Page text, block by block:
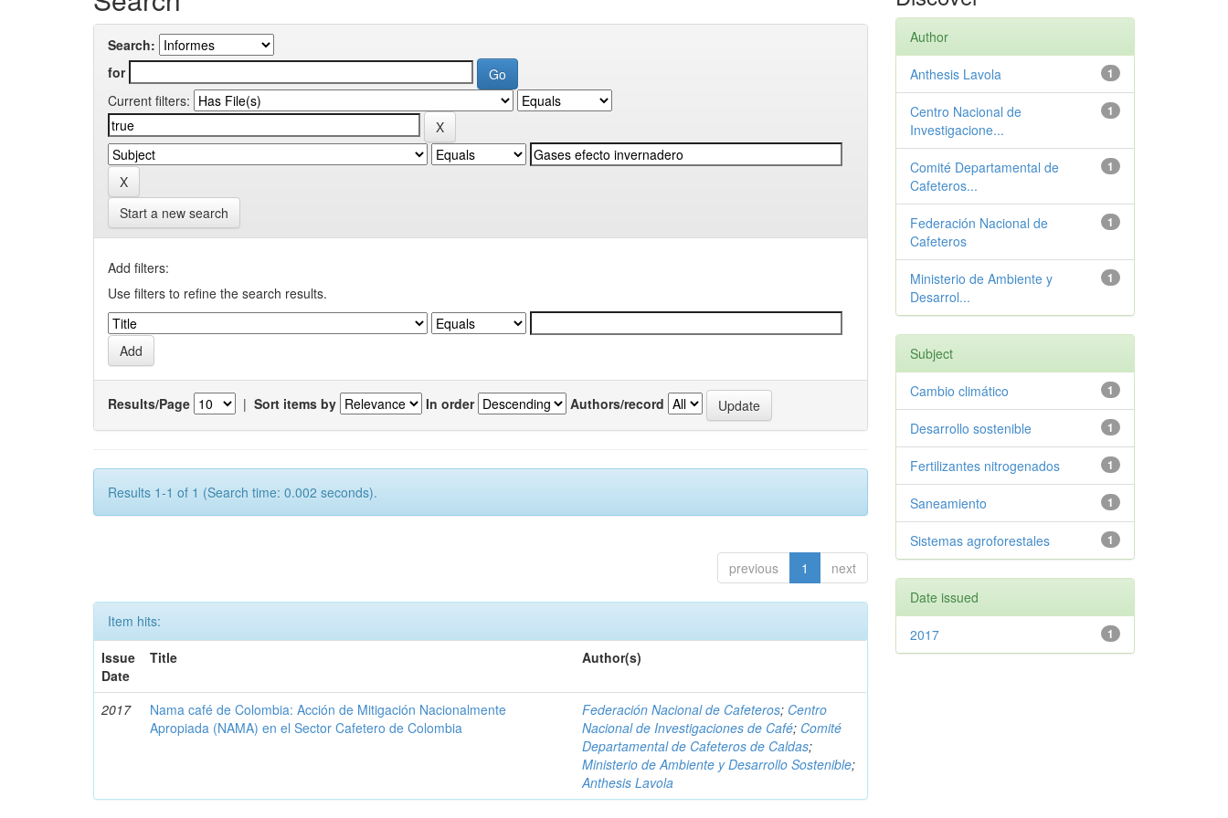
Search:
for
Current filters:
Start a new search
Add filters:
Use filters to refine the search results.
Results/Page | Sort items by In order Authors/record
Results 1-1 of 1 (Search time: 0.002 seconds).
previous 1 next
Item hits:
Issue
Date
Title Author(s)
2017
Nama café de Colombia: Acción de Mitigación Nacionalmente
Apropiada (NAMA) en el Sector Cafetero de Colombia
Federación Nacional de Cafeteros; Centro
Nacional de Investigaciones de Café; Comité
Departamental de Cafeteros de Caldas;
Ministerio de Ambiente y Desarrollo Sostenible;
Anthesis Lavola
Author
1
Anthesis Lavola
1
Centro Nacional de
Investigacione...
1
Comité Departamental de
Cafeteros...
1
Federación Nacional de
Cafeteros
1
Ministerio de Ambiente y
Desarrol...
Subject
1
Cambio climático
1
Desarrollo sostenible
1
Fertilizantes nitrogenados
1
Saneamiento
1
Sistemas agroforestales
Date issued
1
2017